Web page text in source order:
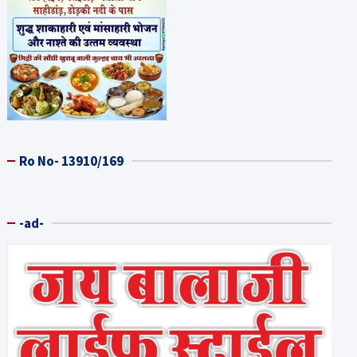
Ro No- 13910/169
-ad-